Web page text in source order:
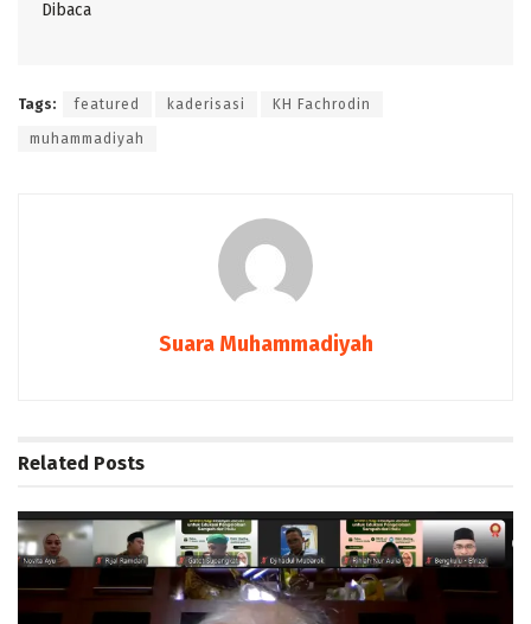
Dibaca
Tags: featured kaderisasi KH Fachrodin
muhammadiyah
Suara Muhammadiyah
Related Posts